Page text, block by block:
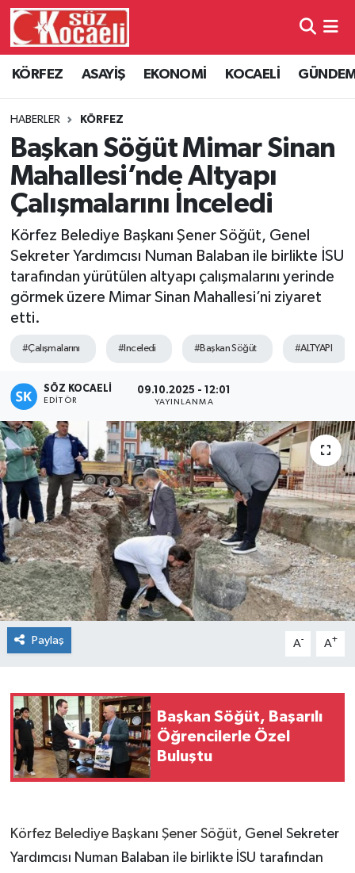
KÖRFEZ ASAYİŞ EKONOMİ KOCAELİ
HABERLER KÖRFEZ
Başkan Söğüt Mimar Sinan
Mahallesi’nde Altyapı
Çalışmalarını İnceledi
Körfez Belediye Başkanı Şener Söğüt, Genel
Sekreter Yardımcısı Numan Balaban ile birlikte İSU
tarafından yürütülen altyapı çalışmalarını yerinde
görmek üzere Mimar Sinan Mahallesi’ni ziyaret
etti.
#Çalışmalarını #Inceledi #Başkan Söğüt #ALTYAPI
SÖZ KOCAELI
EDITÖR
09.10.2025 - 12:01
YAYINLANMA
Paylaş A- A+
Başkan Söğüt, Başarılı
Öğrencilerle Özel
Buluştu
Körfez Belediye Başkanı Şener Söğüt, Genel Sekreter
Yardımcısı Numan Balaban ile birlikte İSU tarafından
Kocaeli Hava Durumu
Kocaeli Namaz Vakitleri
Kocaeli Trafik Yoğunluk Haritası
Tüm Manşetler
Son Dakika Haberleri
Haber Arşivi